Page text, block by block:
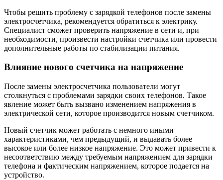
Чтобы решить проблему с зарядкой телефонов после замены
электросчетчика, рекомендуется обратиться к электрику.
Специалист сможет проверить напряжение в сети и, при
необходимости, произвести настройки счетчика или провести
дополнительные работы по стабилизации питания.
Влияние нового счетчика на напряжение
После замены электросчетчика пользователи могут
столкнуться с проблемами зарядки своих телефонов. Такое
явление может быть вызвано изменением напряжения в
электрической сети, которое производится новым счетчиком.
Новый счетчик может работать с немного иными
характеристиками, чем предыдущий, и выдавать более
высокое или более низкое напряжение. Это может привести к
несоответствию между требуемым напряжением для зарядки
телефона и фактическим напряжением, которое подается на
устройство.